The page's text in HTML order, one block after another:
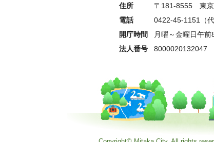
住所 〒181-8555 東
電話
0422-45-1151 （
開庁時間
月曜～金曜日午前
法人番号
8000020132047